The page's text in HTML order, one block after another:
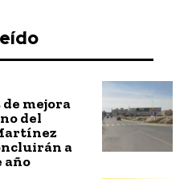
de mejora
del
a
año